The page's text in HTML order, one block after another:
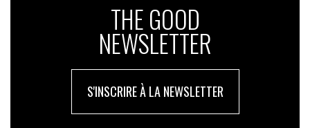
THE GOOD
NEWSLETTER
S'INSCRIRE À LA NEWSLETTER